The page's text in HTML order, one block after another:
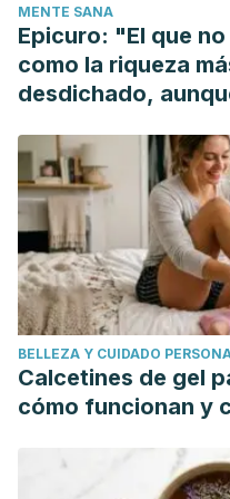
Gómez Ulla de Irazábal,
Informe sobre la
https://doi.org/https
://
MENTE SANA
Epicuro: "El que
como la riqueza
desdichado,
BELLEZA Y CUIDADO
Calcetines de gel
cómo funcionan y